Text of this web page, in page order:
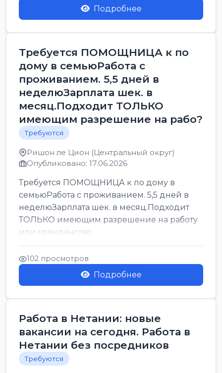
Подробнее
Требуется ПОМОЩНИЦА к по
дому в семьюРабота с
проживанием. 5,5 дней в
неделюЗарплата шек. в
месяц.Подходит ТОЛЬКО
имеющим разрешение на рабо?
Требуются
Ришон ле Цион (Центральный округ)
Опубликовано: 17.06.2026
Требуется ПОМОЩНИЦА к по дому в
семьюРабота с проживанием. 5,5 дней в
неделюЗарплата шек. в месяц.Подходит
ТОЛЬКО имеющим разрешение на работу
или гражданство
102 просмотров
Подробнее
Работа в Нетании: новые
вакансии на сегодня. Работа в
Нетании без посредников
Требуются